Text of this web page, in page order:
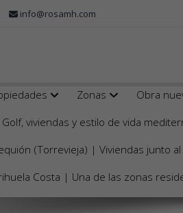
info@rosamh.com
Zonas Obra
viviendas y estilo de vida
(Torrevieja) | Viviendas junto
Costa | Una de las zonas
en Orihuela